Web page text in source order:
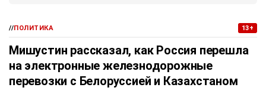
//ПОЛИТИКА 13+
Мишустин рассказал, как Россия перешла
на электронные железнодорожные
перевозки с Белоруссией и Казахстаном